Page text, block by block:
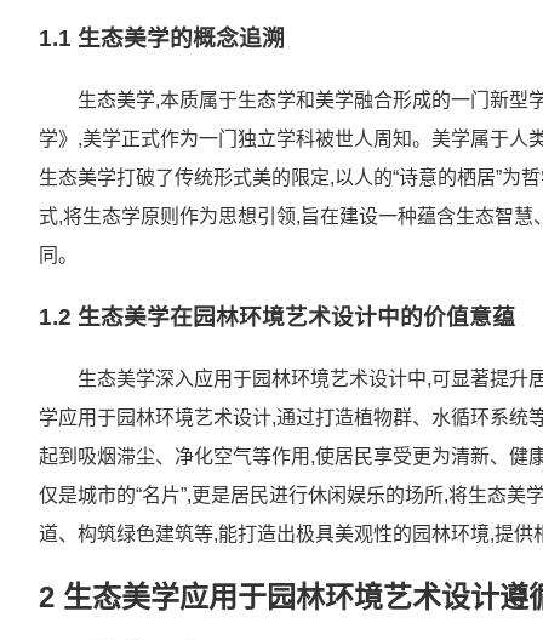
1.1 生态美学的概念追溯
生态美学,本质属于生态学和美学融合形成的一门新
学》,美学正式作为一门独立学科被世人周知。美学属于
生态美学打破了传统形式美的限定,以人的“诗意的栖居”为
式,将生态学原则作为思想引领,旨在建设一种蕴含生态智
同。
1.2 生态美学在园林环境艺术设计中的价值意蕴
生态美学深入应用于园林环境艺术设计中,可显著提
学应用于园林环境艺术设计,通过打造植物群、水循环系
起到吸烟滞尘、净化空气等作用,使居民享受更为清新、
仅是城市的“名片”,更是居民进行休闲娱乐的场所,将生态
道、构筑绿色建筑等,能打造出极具美观性的园林环境,提
2 生态美学应用于园林环境艺术设计遵